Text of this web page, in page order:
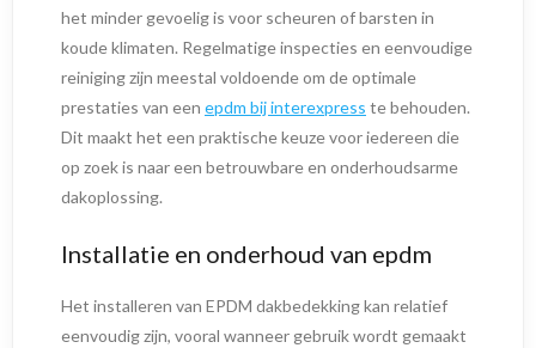
het minder gevoelig is voor scheuren of barsten in
koude klimaten. Regelmatige inspecties en eenvoudige
reiniging zijn meestal voldoende om de optimale
prestaties van een epdm bij interexpress te behouden.
Dit maakt het een praktische keuze voor iedereen die
op zoek is naar een betrouwbare en onderhoudsarme
dakoplossing.
Installatie en onderhoud van epdm
Het installeren van EPDM dakbedekking kan relatief
eenvoudig zijn, vooral wanneer gebruik wordt gemaakt